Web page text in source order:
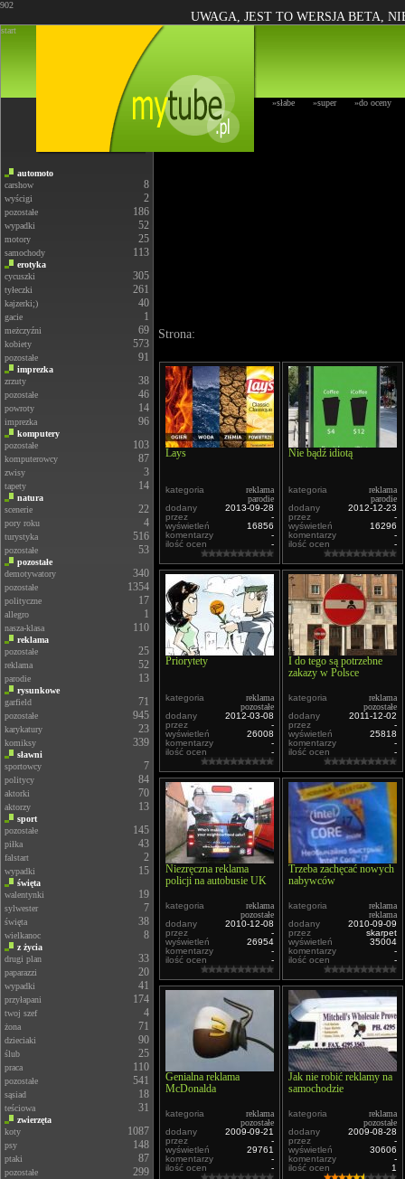
902
UWAGA, JEST TO WERSJA BETA,
start
»słabe »super »do oceny
automoto
carshow
8
wyścigi 2
pozostałe 186
wypadki 52
motory 25
samochody 113
erotyka
cycuszki
305
tyłeczki 261
kajzerki;) 40
gacie 1
meżczyźni 69
kobiety 573
pozostałe 91
imprezka
zrzuty
38
pozostałe 46
powroty 14
imprezka 96
komputery
pozostałe
103
komputerowcy 87
zwisy 3
tapety 14
natura
scenerie
22
pory roku 4
turystyka 516
pozostałe 53
pozostałe
demotywatory
340
pozostałe 1354
polityczne 17
allegro 1
nasza-klasa 110
reklama
pozostałe
25
reklama 52
parodie 13
rysunkowe
garfield
71
pozostałe 945
karykatury 23
komiksy 339
sławni
sportowcy
7
politycy 84
aktorki 70
aktorzy 13
sport
pozostałe
145
piłka 43
falstart 2
wypadki 15
święta
walentynki
19
sylwester 7
święta 38
wielkanoc 8
z życia
drugi plan
33
paparazzi 20
wypadki 41
przyłapani 174
twoj szef 4
żona 71
dzieciaki 90
ślub 25
praca 110
pozostałe 541
sąsiad 18
teściowa 31
zwierzęta
koty
1087
psy 148
ptaki 87
pozostałe 299
Strona:
Lays
kategoria
reklama
parodie
dodany
2013-09-28
przez
-
wyświetleń
16856
komentarzy
-
ilość ocen
-
Nie bądź idiotą
kategoria
reklama
parodie
dodany
2012-12-23
przez
-
wyświetleń
16296
komentarzy
-
ilość ocen
-
Priorytety
kategoria
reklama
pozostałe
dodany
2012-03-08
przez
-
wyświetleń
26008
komentarzy
-
ilość ocen
-
I do tego są potrzebne
zakazy w Polsce
kategoria
reklama
pozostałe
dodany
2011-12-02
przez
-
wyświetleń
25818
komentarzy
-
ilość ocen
-
Niezręczna reklama
policji na autobusie UK
kategoria
reklama
pozostałe
dodany
2010-12-08
przez
-
wyświetleń
26954
komentarzy
-
ilość ocen
-
Trzeba zachęcać nowych
nabywców
kategoria
reklama
reklama
dodany
2010-09-09
przez
skarpet
wyświetleń
35004
komentarzy
-
ilość ocen
-
Genialna reklama
McDonalda
kategoria
reklama
pozostałe
dodany
2009-09-21
przez
-
wyświetleń
29761
komentarzy
-
ilość ocen
-
Jak nie robić reklamy na
samochodzie
kategoria
reklama
pozostałe
dodany
2009-08-28
przez
-
wyświetleń
30606
komentarzy
-
ilość ocen
1